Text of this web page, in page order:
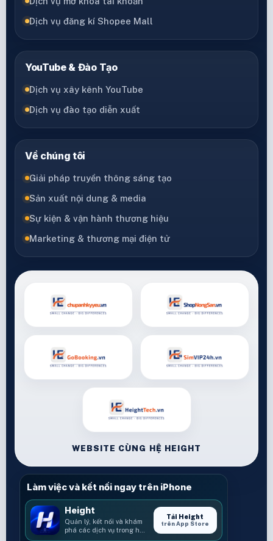
Dịch vụ đăng kí Shopee Mall
YouTube & Đào Tạo
Dịch vụ xây kênh YouTube
Dịch vụ đào tạo diễn xuất
Về chúng tôi
Giải pháp truyền thông sáng tạo
Sản xuất nội dung & media
Sự kiện & vận hành thương hiệu
Marketing & thương mại điện tử
WEBSITE CÙNG HỆ HEIGHT
Làm việc và kết nối ngay trên iPhone
Height
Quản lý, kết nối và khám
phá các dịch vụ trong hệ
Tải Height
trên App Store